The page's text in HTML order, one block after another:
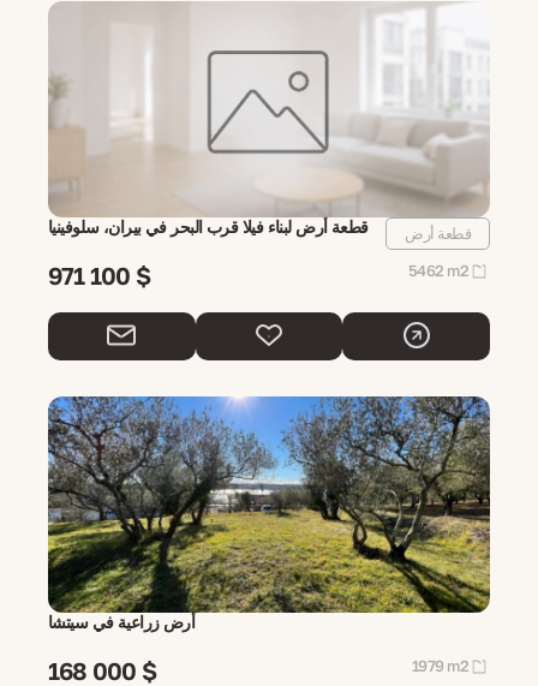
قطعة أرض لبناء فيلا قرب البحر في بيران، سلوفينيا قطعة أرض
971 100 $ 5462 m2
أرض زراعية في سيتشا
168 000 $ 1979 m2